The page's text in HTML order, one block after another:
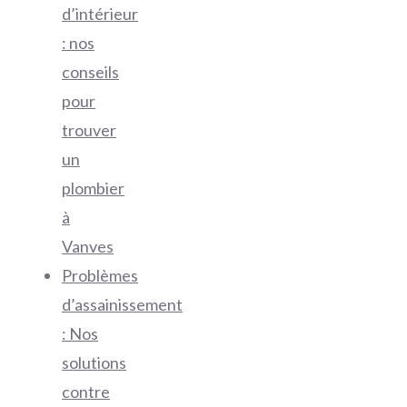
d’intérieur
: nos
conseils
pour
trouver
un
plombier
à
Vanves
Problèmes
d’assainissement
: Nos
solutions
contre